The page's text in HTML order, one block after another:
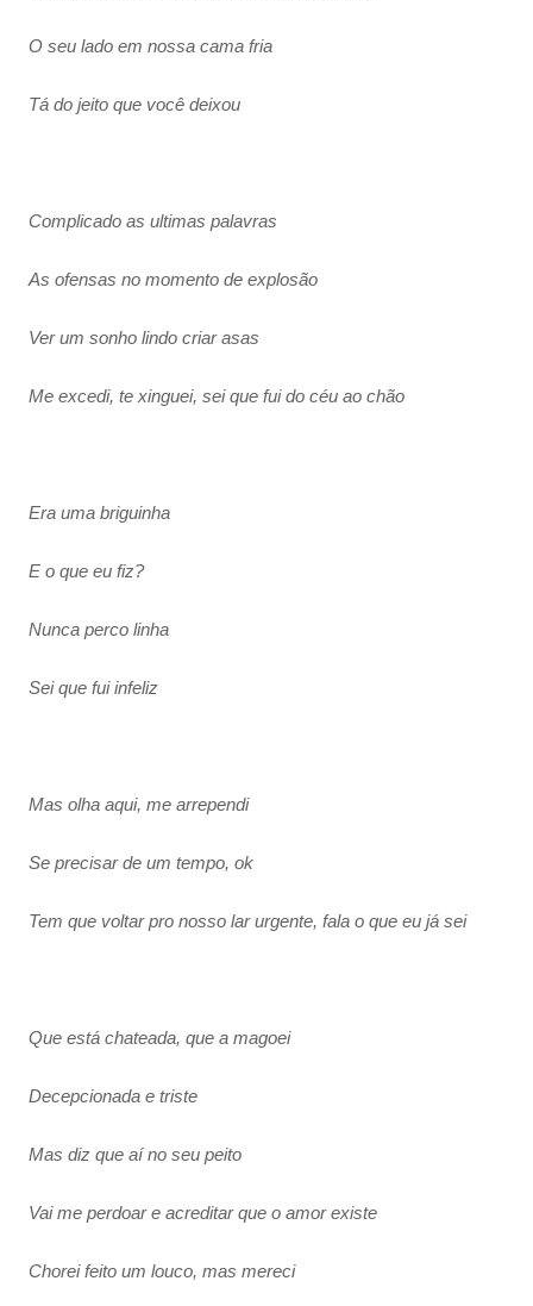
O seu lado em nossa cama fria
Tá do jeito que você deixou
Complicado as ultimas palavras
As ofensas no momento de explosão
Ver um sonho lindo criar asas
Me excedi, te xinguei, sei que fui do céu ao chão
Era uma briguinha
E o que eu fiz?
Nunca perco linha
Sei que fui infeliz
Mas olha aqui, me arrependi
Se precisar de um tempo, ok
Tem que voltar pro nosso lar urgente, fala o que eu já sei
Que está chateada, que a magoei
Decepcionada e triste
Mas diz que aí no seu peito
Vai me perdoar e acreditar que o amor existe
Chorei feito um louco, mas mereci